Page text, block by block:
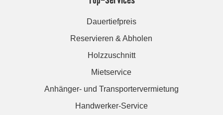
Dauertiefpreis
Reservieren & Abholen
Holzzuschnitt
Mietservice
Anhänger- und Transportervermietung
Handwerker-Service